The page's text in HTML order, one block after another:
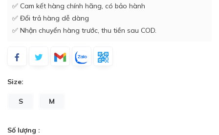
✅ Cam kết hàng chính hãng, có bảo hành
✅ Đổi trả hàng dễ dàng
✅ Nhận chuyển hàng trước, thu tiền sau COD.
Size:
S M
Số lượng :